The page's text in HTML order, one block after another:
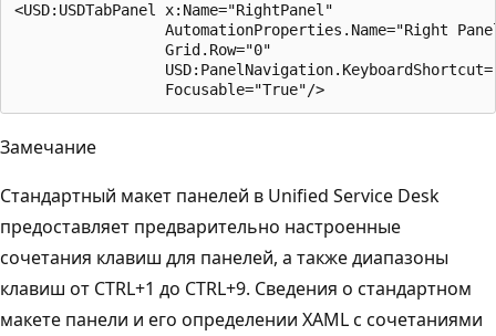
<USD:USDTabPanel x:Name="RightPanel"
AutomationProperties.Name="Right
                 Grid.Row="0"
Замечание
Стандартный макет панелей в Unified Service Desk
предоставляет предварительно настроенные
сочетания клавиш для панелей, а также диапазоны
клавиш от CTRL+1 до CTRL+9. Сведения о стандартном
макете панели и его определении XAML с сочетаниями